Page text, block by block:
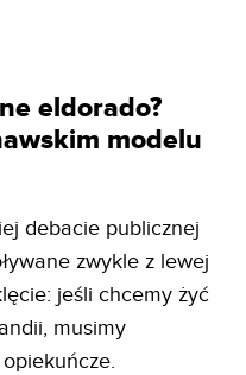
eldorado?
modelu
debacie publicznej
zwykle z lewej
jeśli chcemy żyć
musimy